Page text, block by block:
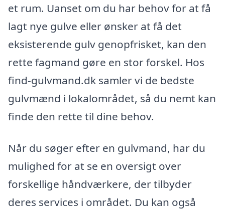
et rum. Uanset om du har behov for at få
lagt nye gulve eller ønsker at få det
eksisterende gulv genopfrisket, kan den
rette fagmand gøre en stor forskel. Hos
find-gulvmand.dk samler vi de bedste
gulvmænd i lokalområdet, så du nemt kan
finde den rette til dine behov.
Når du søger efter en gulvmand, har du
mulighed for at se en oversigt over
forskellige håndværkere, der tilbyder
deres services i området. Du kan også